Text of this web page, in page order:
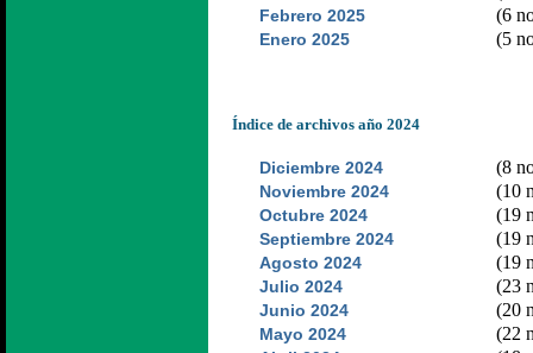
Febrero 2025 (6
Enero 2025 (5
Índice de archivos año 2024
Diciembre 2024 (8
Noviembre 2024 (10
Octubre 2024 (19
Septiembre 2024 (19
Agosto 2024 (19
Julio 2024 (23
Junio 2024 (20
Mayo 2024 (22